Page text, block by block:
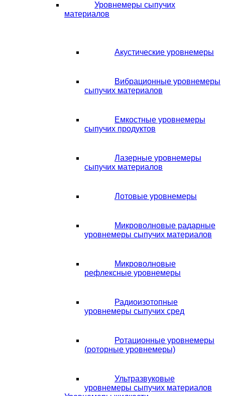
Уровнемеры сыпучих
материалов
Акустические уровнемеры
Вибрационные уровнемеры
сыпучих материалов
Емкостные уровнемеры
сыпучих продуктов
Лазерные уровнемеры
сыпучих материалов
Лотовые уровнемеры
Микроволновые радарные
уровнемеры сыпучих материалов
Микроволновые
рефлексные уровнемеры
Радиоизотопные
уровнемеры сыпучих сред
Ротационные уровнемеры
(роторные уровнемеры)
Ультразвуковые
уровнемеры сыпучих материалов